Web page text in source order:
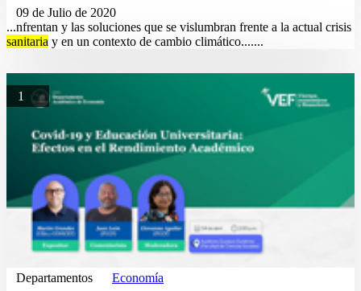
09 de Julio de 2020
...nfrentan y las soluciones que se vislumbran frente a la actual crisis
sanitaria y en un contexto de cambio climático.......
1
Departamentos Economía